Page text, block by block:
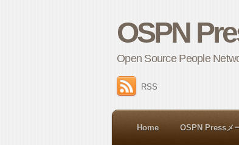
OSPN
Open Source People
RSS
Home OSPN Pressメ